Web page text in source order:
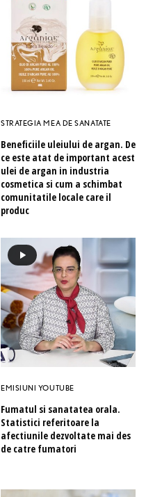
STRATEGIA MEA DE SANATATE
Beneficiile uleiului de argan. De
ce este atat de important acest
ulei de argan in industria
cosmetica si cum a schimbat
comunitatile locale care il
produc
EMISIUNI YOUTUBE
Fumatul si sanatatea orala.
Statistici referitoare la
afectiunile dezvoltate mai des
de catre fumatori